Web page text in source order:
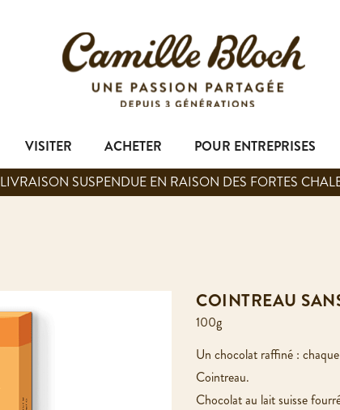
VISITER ACHETER POUR ENTREPRISES
LIVRAISON SUSPENDUE EN RAISON DES FORTES
COINTREAU
100g
Un chocolat raffiné :
Cointreau.
Chocolat au lait suisse